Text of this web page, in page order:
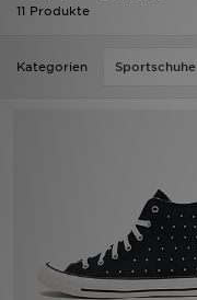
11 Produkte
Kategorien Sportschuhe
JD Exklusives